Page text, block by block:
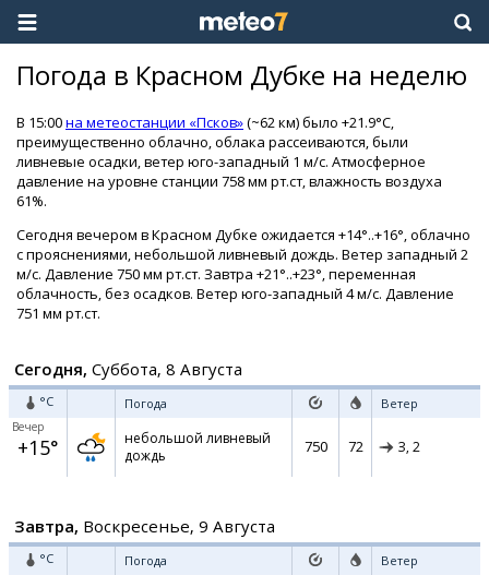
Погода в Красном Дубке на неделю
В 15:00на метеостанции «Псков»(~62 км) было +21.9°C,
преимущественно облачно, облака рассеиваются, были
ливневые осадки, ветер юго-западный 1 м/с. Атмосферное
давление на уровне станции 758 мм рт.ст, влажность воздуха
61%.
Сегодня вечером в Красном Дубке ожидается +14°..+16°, облачно
с прояснениями, небольшой ливневый дождь. Ветер западный 2
м/с. Давление 750 мм рт.ст. Завтра +21°..+23°, переменная
облачность, без осадков. Ветер юго-западный 4 м/с. Давление
751 мм рт.ст.
Сегодня, Суббота, 8 Августа
°C Погода Ветер
Вечер
+15°
небольшой ливневый
дождь
750 72 З, 2
Завтра, Воскресенье, 9 Августа
°C Погода Ветер